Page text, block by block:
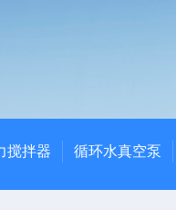
搅拌器 循环水真空泵